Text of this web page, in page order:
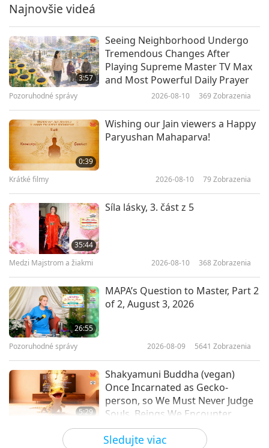
18:17
12:04
Farmhouse Garden Animal Home:
From Slaughter to Sanctuary, Part
1 of 3
Ecotourism: The Sustainable Way
13:02
14:53
Plastic Pollution: Its
Sledujte viac
Najnovšie videá
3:57
Seeing Neighborhood Undergo
Tremendous Changes After
Playing Supreme Master TV Max
and Most Powerful Daily Prayer
Pozoruhodné správy 2026-08-10 369 Zobrazenia
0:39
Wishing our Jain viewers a Happy
Paryushan Mahaparva!
Krátké filmy 2026-08-10 79 Zobrazenia
35:44
Síla lásky, 3. část z 5
Medzi Majstrom a žiakmi 2026-08-10 368 Zobrazenia
26:55
MAPA’s Question to Master, Part 2
of 2, August 3, 2026
Pozoruhodné správy 2026-08-09 5641 Zobrazenia
5:29
Shakyamuni Buddha (vegan)
Once Incarnated as Gecko-
person, so We Must Never Judge
Souls, Beings We Encounter
Pozoruhodné správy 2026-08-09 718